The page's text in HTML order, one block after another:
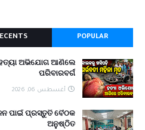
POPULAR
ହତ୍ୟା ଅଭିଯୋଗ ଆଣିଲେ
ପରିବାରବର୍ଗ
أغسطس 06, 2026
ପାଇଁ ପ୍ରସ୍ତୁତି ବୈଠକ
ଅନୁଷ୍ଠିତ